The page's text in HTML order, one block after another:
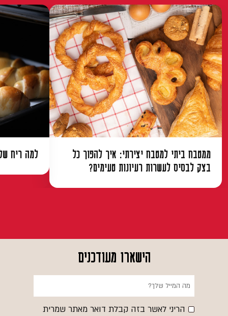
ממטבח ביתי למטבח יצירתי: איך להפוך כל
בצק לבסיס לעשרות רעיונות טעימים?
למה ריח
הישארו מעודכנים
הריני לאשר בזה קבלת דואר מאתר שמרית